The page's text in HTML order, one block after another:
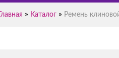
Главная » Каталог » Ремень